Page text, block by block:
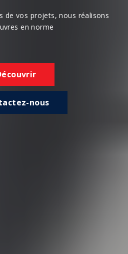
de vos projets, nous réalisons
en norme
nous